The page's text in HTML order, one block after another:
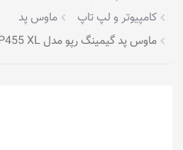
کامپیوتر و لپ تاپ
ماوس پد
ماوس پد گیمینگ رپو مدل VP455 XL